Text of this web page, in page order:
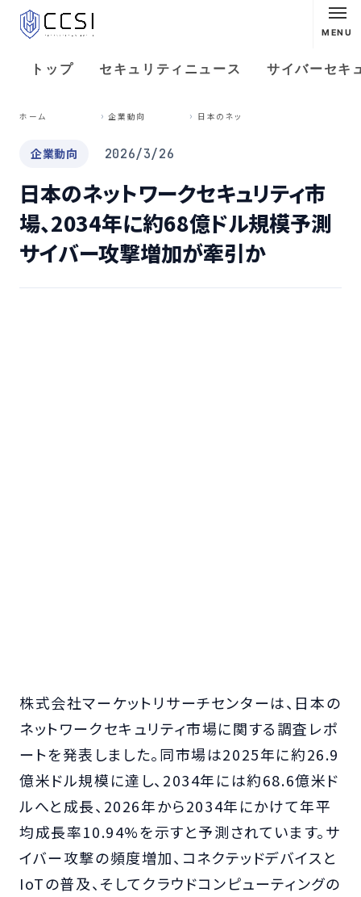
MENU
トップ セキュリティニュース サイバーセキ
ホーム 企業動向
企業動向 2026/3/26
日本のネットワークセキュリティ市
場、2034年に約68億ドル規模予測
サイバー攻撃増加が牽引か
株式会社マーケットリサーチセンターは、日本の
ネットワークセキュリティ市場に関する調査レポ
ートを発表しました。同市場は2025年に約26.9
億米ドル規模に達し、2034年には約68.6億米ド
ルへと成長、2026年から2034年にかけて年平
均成長率10.94%を示すと予測されています。サ
イバー攻撃の頻度増加、コネクテッドデバイスと
IoTの普及、そしてクラウドコンピューティングの